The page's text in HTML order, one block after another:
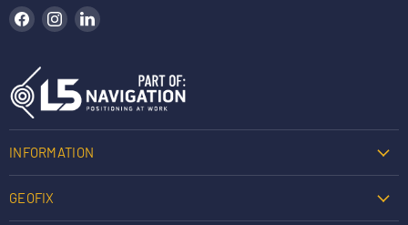
Hitta oss på Facebook
Hitta oss på Instagram
INFORMATION
GEOFIX